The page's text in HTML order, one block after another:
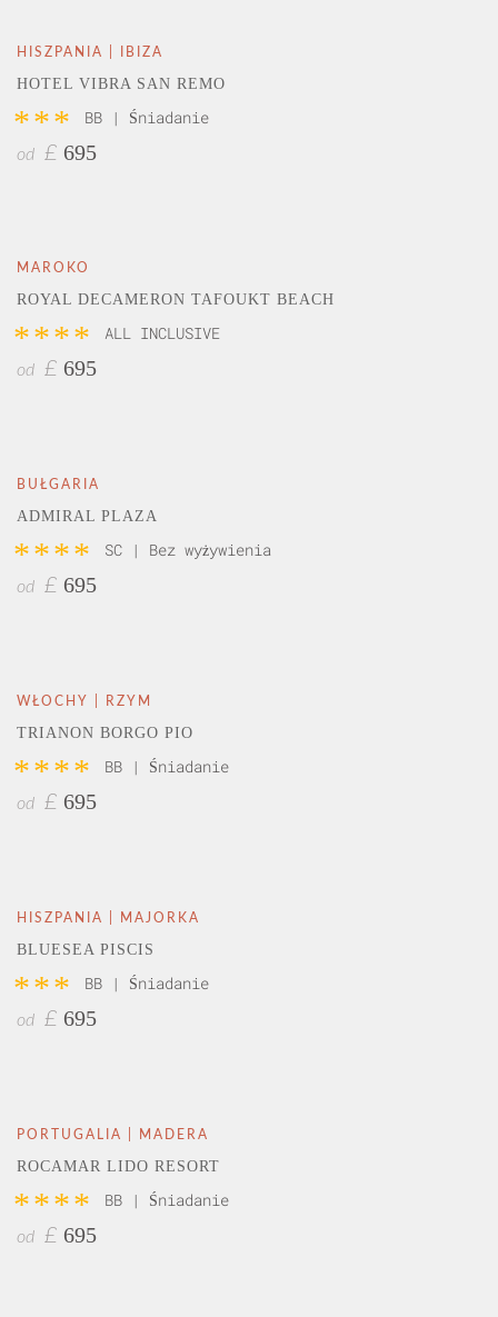
HISZPANIA | IBIZA
HOTEL VIBRA SAN REMO
*** BB | Śniadanie
od £ 695
MAROKO
ROYAL DECAMERON TAFOUKT BEACH
**** ALL INCLUSIVE
od £ 695
BUŁGARIA
ADMIRAL PLAZA
**** SC | Bez wyżywienia
od £ 695
WŁOCHY | RZYM
TRIANON BORGO PIO
**** BB | Śniadanie
od £ 695
HISZPANIA | MAJORKA
BLUESEA PISCIS
*** BB | Śniadanie
od £ 695
PORTUGALIA | MADERA
ROCAMAR LIDO RESORT
**** BB | Śniadanie
od £ 695